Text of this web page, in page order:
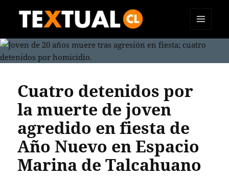
TEXTUAL
Y
Cuatro detenidos por
la muerte de joven
agredido en fiesta de
Año Nuevo en Espacio
Marina de Talcahuano